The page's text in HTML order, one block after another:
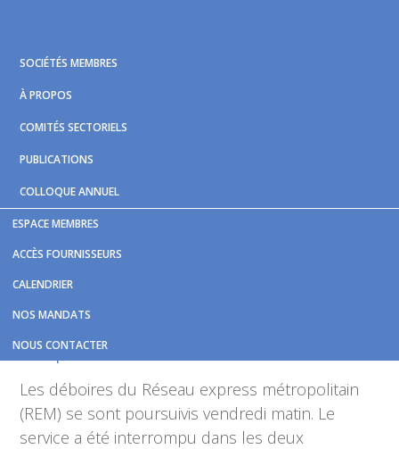
primary
navigation
main
content
footer
ESPACE MEMBRES
ACCÈS FOURNISSEURS
CALENDRIER
NOS MANDATS
NOUS CONTACTER
SOCIÉTÉS MEMBRES
À PROPOS
COMITÉS SECTORIELS
PUBLICATIONS
COLLOQUE ANNUEL
Vous êtes ici :Accueil
La semaine difficile du REM
se poursuit
Les déboires du Réseau express métropolitain
(REM) se sont poursuivis vendredi matin. Le
service a été interrompu dans les deux